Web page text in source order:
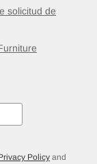
solicitud de
Policyand